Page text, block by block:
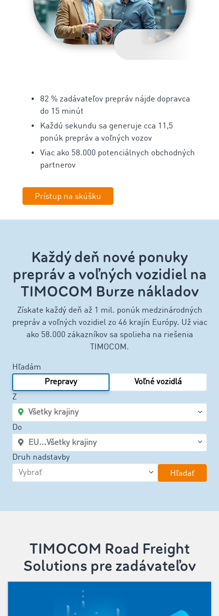
‌82 % zadávateľov prepráv nájde dopravca
do 15 minút
‌Každú sekundu sa generuje cca 11,5
ponúk prepráv a voľných vozov
‌Viac ako 58.000 potenciálnych obchodných
partnerov
Prístup na skúšku
Každý deň nové ponuky
prepráv a voľných vozidiel na
TIMOCOM Burze nákladov
Získate každý deň až 1 mil. ponúk medzinárodných
prepráv a voľných vozidiel zo 46 krajín Európy. Už viac
ako 58.000 zákazníkov sa spolieha na riešenia
TIMOCOM.
Hľadám
Prepravy
Voľné vozidlá
Z
Do
Druh nadstavby
Hľadať
‌TIMOCOM Road Freight
Solutions pre zadávateľov